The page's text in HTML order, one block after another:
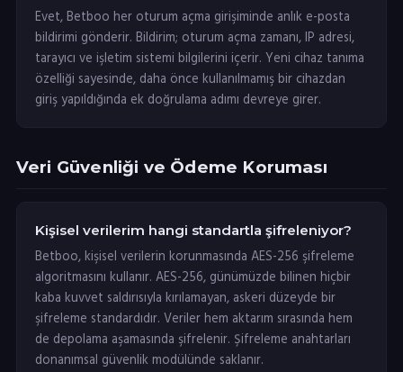
Evet, Betboo her oturum açma girişiminde anlık e-posta
bildirimi gönderir. Bildirim; oturum açma zamanı, IP adresi,
tarayıcı ve işletim sistemi bilgilerini içerir. Yeni cihaz tanıma
özelliği sayesinde, daha önce kullanılmamış bir cihazdan
giriş yapıldığında ek doğrulama adımı devreye girer.
Veri Güvenliği ve Ödeme Koruması
Kişisel verilerim hangi standartla şifreleniyor?
Betboo, kişisel verilerin korunmasında AES-256 şifreleme
algoritmasını kullanır. AES-256, günümüzde bilinen hiçbir
kaba kuvvet saldırısıyla kırılamayan, askeri düzeyde bir
şifreleme standardıdır. Veriler hem aktarım sırasında hem
de depolama aşamasında şifrelenir. Şifreleme anahtarları
donanımsal güvenlik modülünde saklanır.